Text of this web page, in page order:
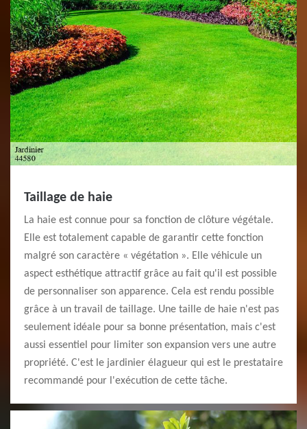
Taillage de haie
La haie est connue pour sa fonction de clôture végétale.
Elle est totalement capable de garantir cette fonction
malgré son caractère « végétation ». Elle véhicule un
aspect esthétique attractif grâce au fait qu'il est possible
de personnaliser son apparence. Cela est rendu possible
grâce à un travail de taillage. Une taille de haie n'est pas
seulement idéale pour sa bonne présentation, mais c'est
aussi essentiel pour limiter son expansion vers une autre
propriété. C'est le jardinier élagueur qui est le prestataire
recommandé pour l'exécution de cette tâche.